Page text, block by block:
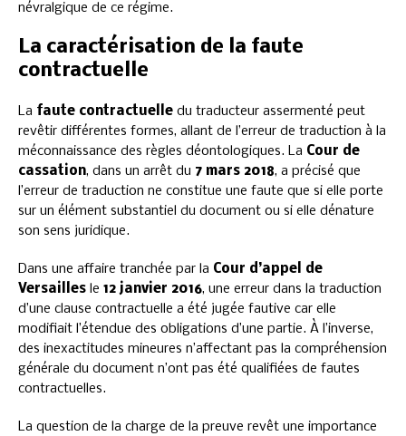
névralgique de ce régime.
La caractérisation de la faute
contractuelle
La faute contractuelle du traducteur assermenté peut
revêtir différentes formes, allant de l’erreur de traduction à la
méconnaissance des règles déontologiques. La Cour de
cassation, dans un arrêt du 7 mars 2018, a précisé que
l’erreur de traduction ne constitue une faute que si elle porte
sur un élément substantiel du document ou si elle dénature
son sens juridique.
Dans une affaire tranchée par la Cour d’appel de
Versailles le 12 janvier 2016, une erreur dans la traduction
d’une clause contractuelle a été jugée fautive car elle
modifiait l’étendue des obligations d’une partie. À l’inverse,
des inexactitudes mineures n’affectant pas la compréhension
générale du document n’ont pas été qualifiées de fautes
contractuelles.
La question de la charge de la preuve revêt une importance